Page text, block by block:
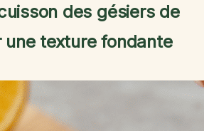
des gésiers de
une texture fondante